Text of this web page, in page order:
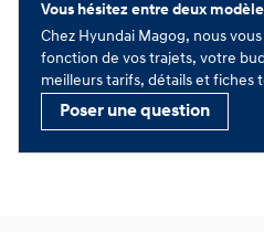
Vous hésitez entre deux
Chez Hyundai Magog, nous
fonction de vos trajets, votre
meilleurs tarifs, détails et fiches
Poser une question